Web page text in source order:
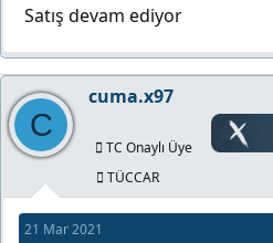
Satış devam ediyor
C
cuma.x97
TC Onaylı Üye
TÜCCAR
21 Mar 2021